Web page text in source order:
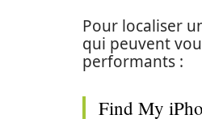
Pour localiser
qui peuvent
performants :
Find My